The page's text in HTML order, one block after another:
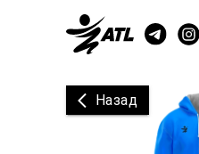
Назад